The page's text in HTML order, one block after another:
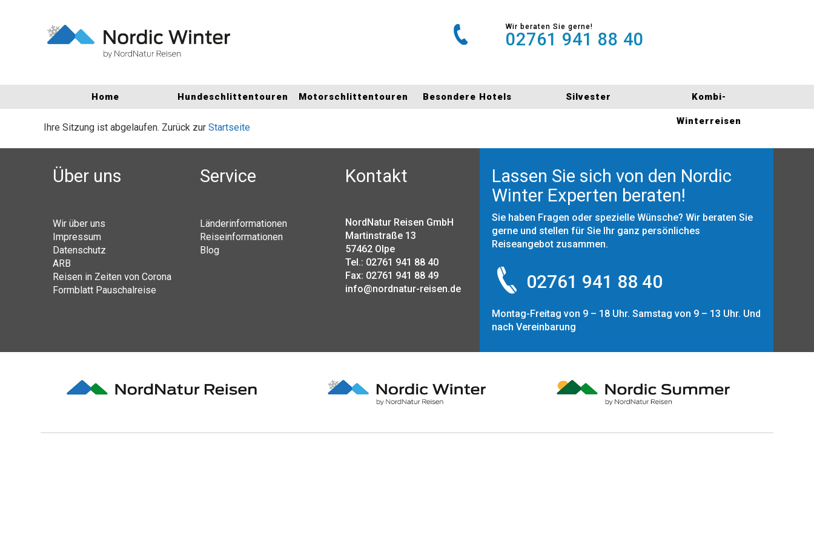
Wir beraten Sie gerne!
02761 941 88 40
Home Hundeschlittentouren Motorschlittentouren Besondere Hotels Silvester Kombi-
Winterreisen
Ihre Sitzung ist abgelaufen. Zurück zur Startseite
Über uns
Wir über uns
Impressum
Datenschutz
ARB
Reisen in Zeiten von Corona
Formblatt Pauschalreise
Service
Länderinformationen
Reiseinformationen
Blog
Kontakt
NordNatur Reisen GmbH
Martinstraße 13
57462 Olpe
Tel.: 02761 941 88 40
Fax: 02761 941 88 49
info@nordnatur-reisen.de
Lassen Sie sich von den Nordic
Winter Experten beraten!
Sie haben Fragen oder spezielle Wünsche? Wir beraten Sie
gerne und stellen für Sie Ihr ganz persönliches
Reiseangebot zusammen.
02761 941 88 40
Montag-Freitag von 9 – 18 Uhr. Samstag von 9 – 13 Uhr. Und
nach Vereinbarung